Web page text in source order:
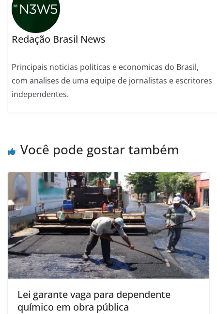
Redação Brasil News
Principais noticias politicas e economicas do Brasil,
com analises de uma equipe de jornalistas e escritores
independentes.
Você pode gostar também
Lei garante vaga para dependente
químico em obra pública